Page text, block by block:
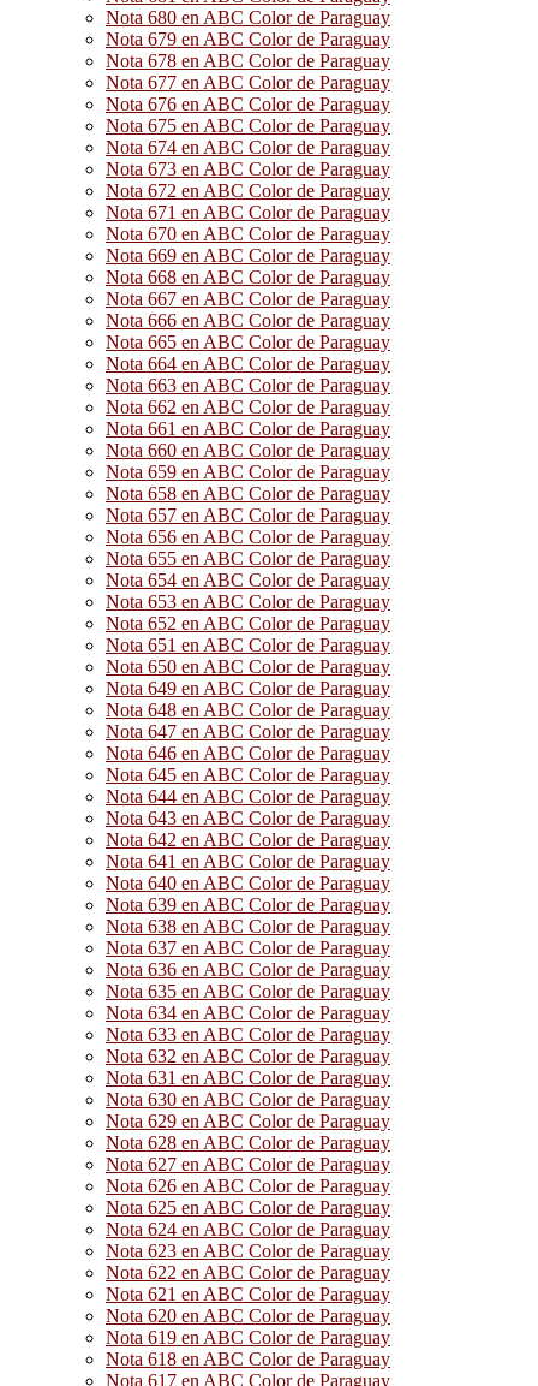
Nota 680 en ABC Color de Paraguay
Nota 679 en ABC Color de Paraguay
Nota 678 en ABC Color de Paraguay
Nota 677 en ABC Color de Paraguay
Nota 676 en ABC Color de Paraguay
Nota 675 en ABC Color de Paraguay
Nota 674 en ABC Color de Paraguay
Nota 673 en ABC Color de Paraguay
Nota 672 en ABC Color de Paraguay
Nota 671 en ABC Color de Paraguay
Nota 670 en ABC Color de Paraguay
Nota 669 en ABC Color de Paraguay
Nota 668 en ABC Color de Paraguay
Nota 667 en ABC Color de Paraguay
Nota 666 en ABC Color de Paraguay
Nota 665 en ABC Color de Paraguay
Nota 664 en ABC Color de Paraguay
Nota 663 en ABC Color de Paraguay
Nota 662 en ABC Color de Paraguay
Nota 661 en ABC Color de Paraguay
Nota 660 en ABC Color de Paraguay
Nota 659 en ABC Color de Paraguay
Nota 658 en ABC Color de Paraguay
Nota 657 en ABC Color de Paraguay
Nota 656 en ABC Color de Paraguay
Nota 655 en ABC Color de Paraguay
Nota 654 en ABC Color de Paraguay
Nota 653 en ABC Color de Paraguay
Nota 652 en ABC Color de Paraguay
Nota 651 en ABC Color de Paraguay
Nota 650 en ABC Color de Paraguay
Nota 649 en ABC Color de Paraguay
Nota 648 en ABC Color de Paraguay
Nota 647 en ABC Color de Paraguay
Nota 646 en ABC Color de Paraguay
Nota 645 en ABC Color de Paraguay
Nota 644 en ABC Color de Paraguay
Nota 643 en ABC Color de Paraguay
Nota 642 en ABC Color de Paraguay
Nota 641 en ABC Color de Paraguay
Nota 640 en ABC Color de Paraguay
Nota 639 en ABC Color de Paraguay
Nota 638 en ABC Color de Paraguay
Nota 637 en ABC Color de Paraguay
Nota 636 en ABC Color de Paraguay
Nota 635 en ABC Color de Paraguay
Nota 634 en ABC Color de Paraguay
Nota 633 en ABC Color de Paraguay
Nota 632 en ABC Color de Paraguay
Nota 631 en ABC Color de Paraguay
Nota 630 en ABC Color de Paraguay
Nota 629 en ABC Color de Paraguay
Nota 628 en ABC Color de Paraguay
Nota 627 en ABC Color de Paraguay
Nota 626 en ABC Color de Paraguay
Nota 625 en ABC Color de Paraguay
Nota 624 en ABC Color de Paraguay
Nota 623 en ABC Color de Paraguay
Nota 622 en ABC Color de Paraguay
Nota 621 en ABC Color de Paraguay
Nota 620 en ABC Color de Paraguay
Nota 619 en ABC Color de Paraguay
Nota 618 en ABC Color de Paraguay
Nota 617 en ABC Color de Paraguay